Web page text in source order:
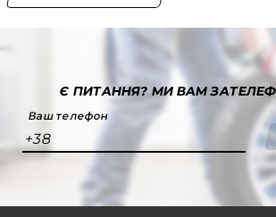
Є ПИТАННЯ?МИ ВАМ
Ваш телефон
+38